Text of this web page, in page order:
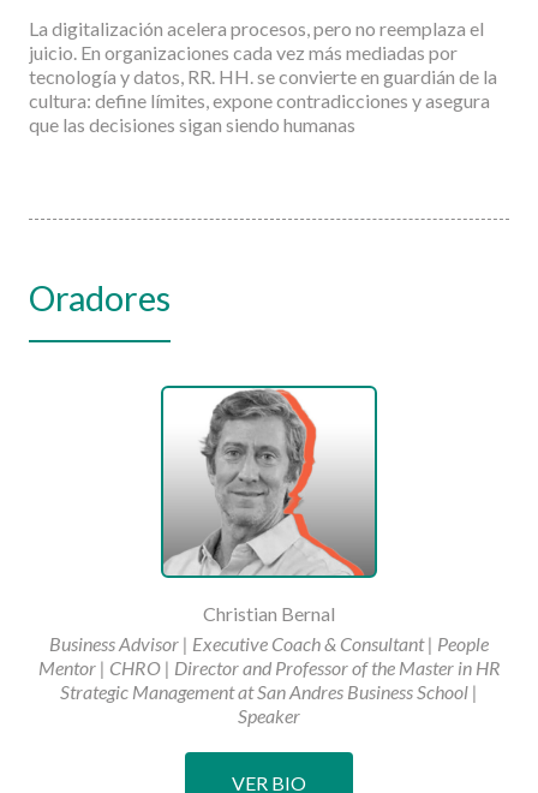
La digitalización acelera procesos, pero no reemplaza el
juicio. En organizaciones cada vez más mediadas por
tecnología y datos, RR. HH. se convierte en guardián de la
cultura: define límites, expone contradicciones y asegura
que las decisiones sigan siendo humanas
Oradores
Christian Bernal
Business Advisor | Executive Coach & Consultant | People
Mentor | CHRO | Director and Professor of the Master in HR
Strategic Management at San Andres Business School |
Speaker
VER BIO